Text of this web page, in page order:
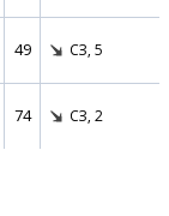
49 СЗ, 5
74 СЗ, 2